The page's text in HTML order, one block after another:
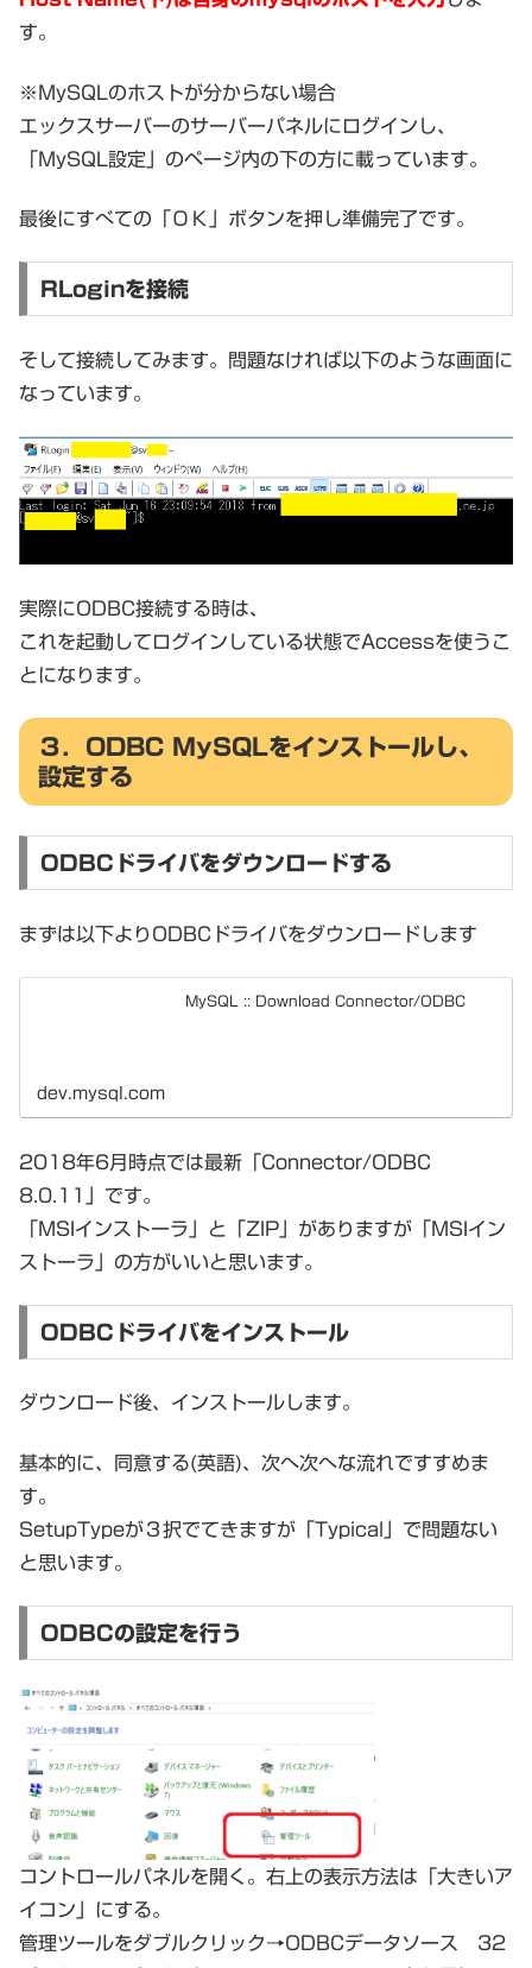
す。
※MySQLのホストが分からない場合
エックスサーバーのサーバーパネルにログインし、
「MySQL設定」のページ内の下の方に載っています。
最後にすべての「ＯＫ」ボタンを押し準備完了です。
RLoginを接続
そして接続してみます。問題なければ以下のような画面に
なっています。
実際にODBC接続する時は、
これを起動してログインしている状態でAccessを使うこ
とになります。
３．ODBC MySQLをインストールし、
設定する
ODBCドライバをダウンロードする
まずは以下よりODBCドライバをダウンロードします
MySQL :: Download Connector/ODBC
dev.mysql.com
2018年6月時点では最新「Connector/ODBC
8.0.11」です。
「MSIインストーラ」と「ZIP」がありますが「MSIイン
ストーラ」の方がいいと思います。
ODBCドライバをインストール
ダウンロード後、インストールします。
基本的に、同意する(英語)、次へ次へな流れですすめま
す。
SetupTypeが３択でてきますが「Typical」で問題ない
と思います。
ODBCの設定を行う
コントロールパネルを開く。右上の表示方法は「大きいア
イコン」にする。
管理ツールをダブルクリック→ODBCデータソース 32